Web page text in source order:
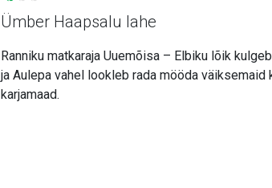
Ümber Haapsalu lahe
Ranniku matkaraja Uuemõisa – Elbiku lõik
ja Aulepa vahel lookleb rada mööda
karjamaad.